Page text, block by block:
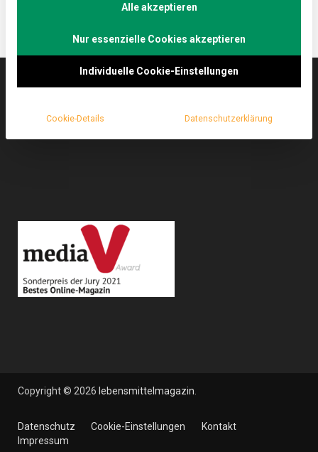
Magazin zu Ernährung & Lebensmitteln.
Copyright © 2026 lebensmittelmagazin
Datenschutz Cookie-Einstellungen
Kontakt
Impressum
Alle akzeptieren
Nur essenzielle Cookies akzeptieren
Individuelle Cookie-Einstellungen
Cookie-Details Datenschutzerklärung